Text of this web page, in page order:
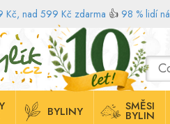
Kč, nad 599 Kč zdarma 👍 98 % lidí
BYLINY SMĚSI
BYLIN